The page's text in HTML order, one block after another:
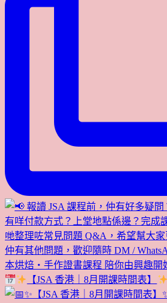
【JSA 香港｜8月開課時間表】